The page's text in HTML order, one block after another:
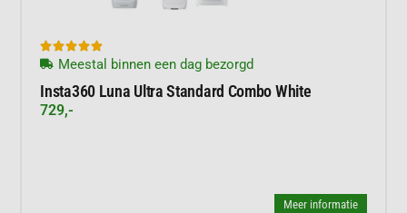

Meestal binnen een dag bezorgd
Insta360 Luna Ultra Standard Combo White
729,-
Meer informatie